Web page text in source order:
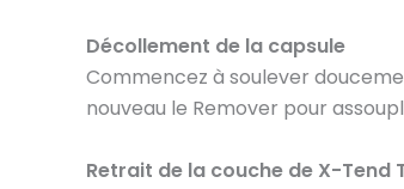
Décollement de la capsule
Commencez à soulever
nouveau le Remover pour
Retrait de la couche de X-Tend